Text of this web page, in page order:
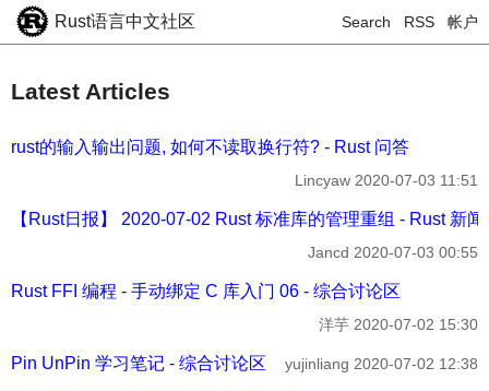
Rust语言中文社区 Search RSS 帐户
Latest Articles
rust的输入输出问题, 如何不读取换行符? - Rust 问答
Lincyaw 2020-07-03 11:51
【Rust日报】 2020-07-02 Rust 标准库的管理重组 - Rust 新闻
Jancd 2020-07-03 00:55
Rust FFI 编程 - 手动绑定 C 库入门 06 - 综合讨论区
洋芋 2020-07-02 15:30
Pin UnPin 学习笔记 - 综合讨论区 yujinliang 2020-07-02 12:38